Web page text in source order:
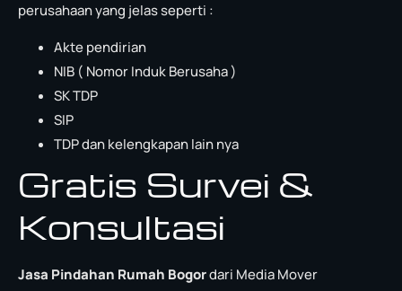
perusahaan yang jelas seperti :
Akte pendirian
NIB ( Nomor Induk Berusaha )
SK TDP
SIP
TDP dan kelengkapan lain nya
Gratis Survei &
Konsultasi
Jasa Pindahan Rumah Bogordari Media Mover